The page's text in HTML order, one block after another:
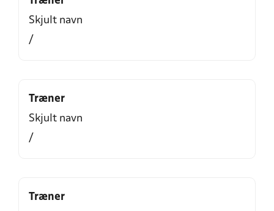
Skjult navn
/
Træner
Skjult navn
/
Træner